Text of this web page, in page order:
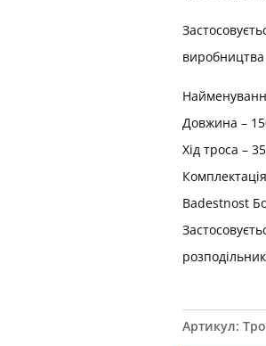
виробництва
Довжина –
Хід троса –
Badestnost
Артикул: